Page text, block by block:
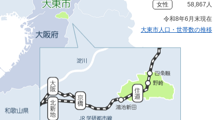
女性 58,867人
令和8年6月末現在
大東市人口・世帯数の推移